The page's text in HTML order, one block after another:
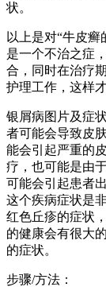
状。
以上是对“牛皮
是一个不治之症
合，同时在治疗
护理工作，这样
银屑病图片及症
者可能会导致皮
能会引起严重的
疗，也可能是由
可能会引起患者
这个疾病症状是
红色丘疹的症状
的健康会有很大
的症状。
步骤/方法：